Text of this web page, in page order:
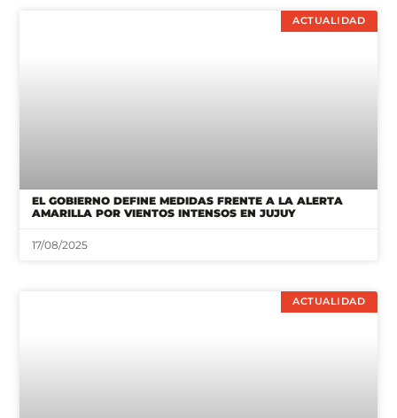
ACTUALIDAD
EL GOBIERNO DEFINE MEDIDAS FRENTE A LA ALERTA
AMARILLA POR VIENTOS INTENSOS EN JUJUY
17/08/2025
ACTUALIDAD